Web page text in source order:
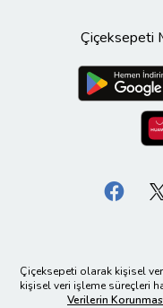
Çiçeksepeti
Çiçeksepeti olarak kişisel
kişisel veri işleme süreçleri
Verilerin